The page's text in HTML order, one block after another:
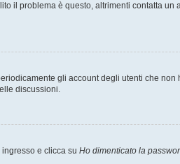
il problema è questo, altrimenti contatta un
gli account degli utenti che
discussioni.
e clicca su Ho dimenticato la